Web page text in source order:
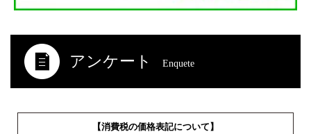
アンケート Enquete
【消費税の価格表記について】